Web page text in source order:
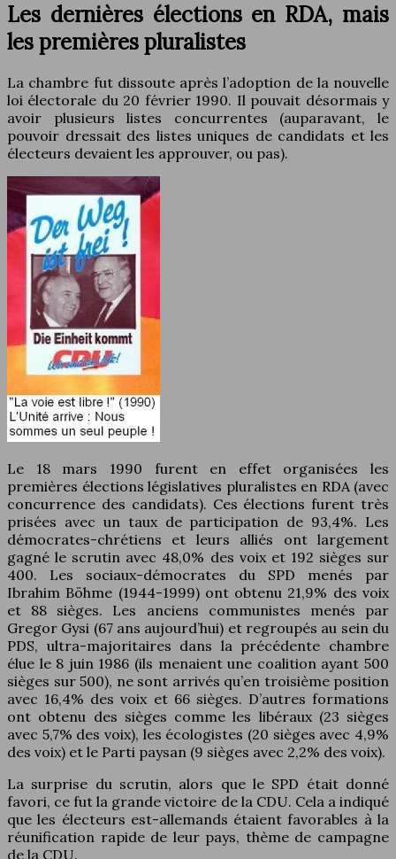
Les dernières élections en RDA, mais
les premières pluralistes
La chambre fut dissoute après l’adoption de la nouvelle
loi électorale du 20 février 1990. Il pouvait désormais y
avoir plusieurs listes concurrentes (auparavant, le
pouvoir dressait des listes uniques de candidats et les
électeurs devaient les approuver, ou pas).
Le 18 mars 1990 furent en effet organisées les
premières élections législatives pluralistes en RDA (avec
concurrence des candidats). Ces élections furent très
prisées avec un taux de participation de 93,4%. Les
démocrates-chrétiens et leurs alliés ont largement
gagné le scrutin avec 48,0% des voix et 192 sièges sur
400. Les sociaux-démocrates du SPD menés par
Ibrahim Böhme (1944-1999) ont obtenu 21,9% des voix
et 88 sièges. Les anciens communistes menés par
Gregor Gysi (67 ans aujourd’hui) et regroupés au sein du
PDS, ultra-majoritaires dans la précédente chambre
élue le 8 juin 1986 (ils menaient une coalition ayant 500
sièges sur 500), ne sont arrivés qu’en troisième position
avec 16,4% des voix et 66 sièges. D’autres formations
ont obtenu des sièges comme les libéraux (23 sièges
avec 5,7% des voix), les écologistes (20 sièges avec 4,9%
des voix) et le Parti paysan (9 sièges avec 2,2% des voix).
La surprise du scrutin, alors que le SPD était donné
favori, ce fut la grande victoire de la CDU. Cela a indiqué
que les électeurs est-allemands étaient favorables à la
réunification rapide de leur pays, thème de campagne
de la CDU.